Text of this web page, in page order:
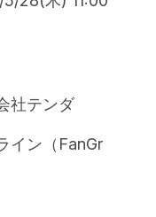
テンダ
ン（ FanGr